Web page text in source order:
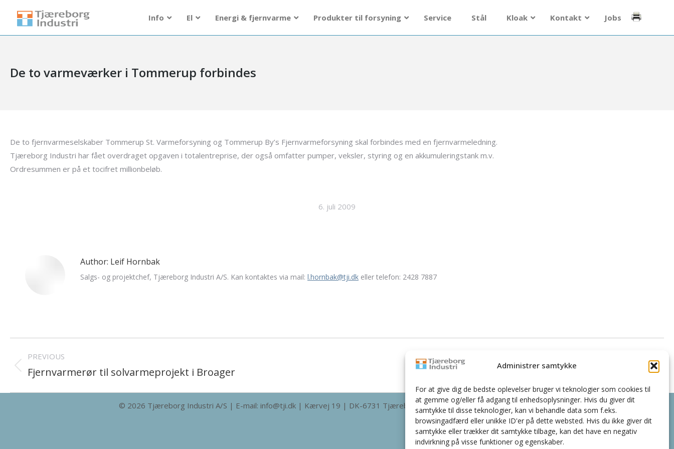
Administrer samtykke
For at give dig de bedste oplevelser bruger vi teknologier som cookies til
at gemme og/eller få adgang til enhedsoplysninger. Hvis du giver dit
samtykke til disse teknologier, kan vi behandle data som f.eks.
browsingadfærd eller unikke ID'er på dette websted. Hvis du ikke giver dit
samtykke eller trækker dit samtykke tilbage, kan det have en negativ
indvirkning på visse funktioner og egenskaber.
Info El Energi & fjernvarme Produkter til forsyning Service Stål Kloak Kontakt Jobs
De to varmeværker i Tommerup forbindes
De to fjernvarmeselskaber Tommerup St. Varmeforsyning og Tommerup By’s Fjernvarmeforsyning skal forbindes med en fjernvarmeledning.
Tjæreborg Industri har fået overdraget opgaven i totalentreprise, der også omfatter pumper, veksler, styring og en akkumuleringstank m.v.
Ordresummen er på et tocifret millionbeløb.
6. juli 2009
Author: Leif Hornbak
Salgs- og projektchef, Tjæreborg Industri A/S. Kan kontaktes via mail: l.hornbak@tji.dk eller telefon: 2428 7887
Post
navigation
PREVIOUS
Previous
Fjernvarmerør til solvarmeprojekt i Broager 6 MW flisfyringsanlæg i Sønder Omme
© 2026 Tjæreborg Industri A/S | E-mail: info@tji.dk | Kærvej 19 | DK-6731 Tjæreborg | Tlf. 7517 5244 | Vagt-tlf. 7020 7840